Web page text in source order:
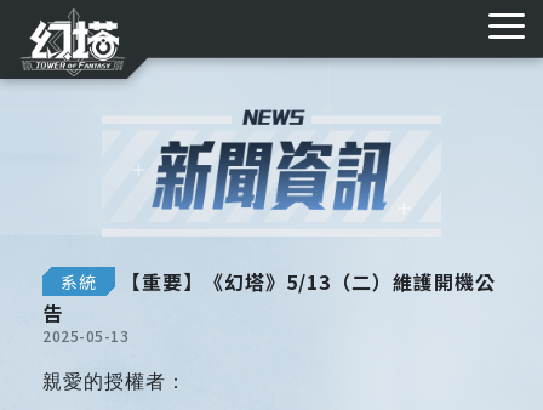
新聞資訊
艾達資料庫
遊戲特色
MMD素材庫
系統
【重要】《幻塔》5/13（二）維護開機公
告
2025-05-13
親愛的授權者：